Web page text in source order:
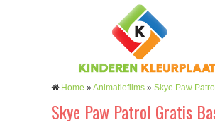
Home »Animatiefilms » Skye Paw Patrol
Skye Paw Patrol Gratis